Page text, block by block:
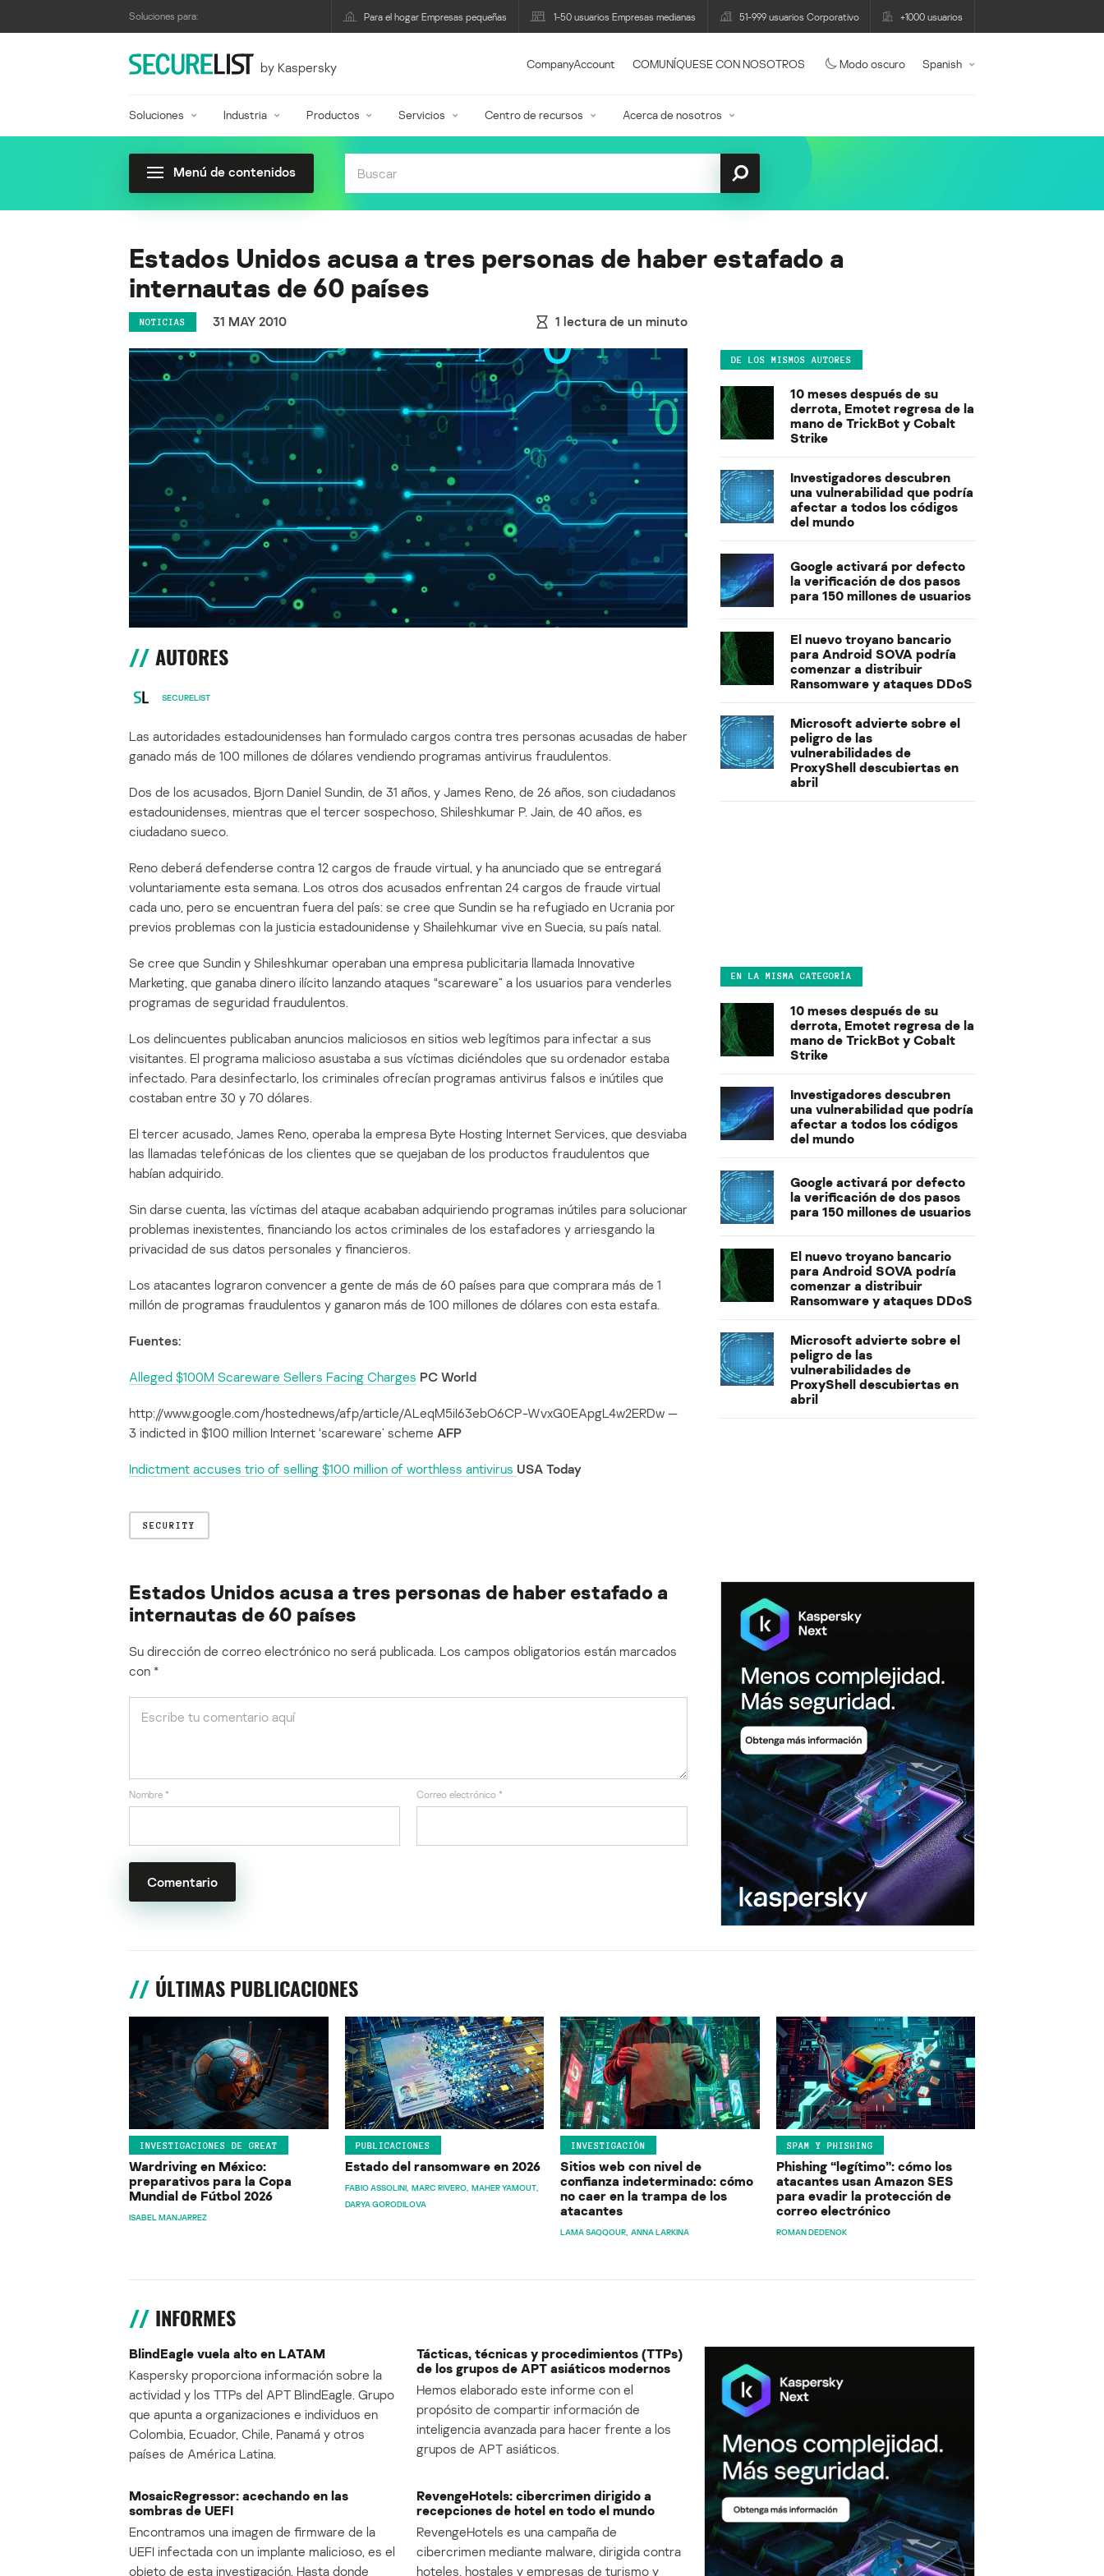
Soluciones para: Para el hogar Empresas pequeñas 1-50 usuarios Empresas medianas 51-999 usuarios Corporativo +1000 usuarios
by Kaspersky CompanyAccount COMUNÍQUESE CON NOSOTROS Modo oscuro Spanish
Soluciones Industria Productos Servicios Centro de recursos Acerca de nosotros
Menú de contenidos
Estados Unidos acusa a tres personas de haber estafado a
internautas de 60 países
NOTICIAS 31 MAY 2010 1 lectura de un minuto
AUTORES
SECURELIST
Las autoridades estadounidenses han formulado cargos contra tres personas acusadas de haber
ganado más de 100 millones de dólares vendiendo programas antivirus fraudulentos.
Dos de los acusados, Bjorn Daniel Sundin, de 31 años, y James Reno, de 26 años, son ciudadanos
estadounidenses, mientras que el tercer sospechoso, Shileshkumar P. Jain, de 40 años, es
ciudadano sueco.
Reno deberá defenderse contra 12 cargos de fraude virtual, y ha anunciado que se entregará
voluntariamente esta semana. Los otros dos acusados enfrentan 24 cargos de fraude virtual
cada uno, pero se encuentran fuera del país: se cree que Sundin se ha refugiado en Ucrania por
previos problemas con la justicia estadounidense y Shailehkumar vive en Suecia, su país natal.
Se cree que Sundin y Shileshkumar operaban una empresa publicitaria llamada Innovative
Marketing, que ganaba dinero ilícito lanzando ataques “scareware” a los usuarios para venderles
programas de seguridad fraudulentos.
Los delincuentes publicaban anuncios maliciosos en sitios web legítimos para infectar a sus
visitantes. El programa malicioso asustaba a sus víctimas diciéndoles que su ordenador estaba
infectado. Para desinfectarlo, los criminales ofrecían programas antivirus falsos e inútiles que
costaban entre 30 y 70 dólares.
El tercer acusado, James Reno, operaba la empresa Byte Hosting Internet Services, que desviaba
las llamadas telefónicas de los clientes que se quejaban de los productos fraudulentos que
habían adquirido.
Sin darse cuenta, las víctimas del ataque acababan adquiriendo programas inútiles para solucionar
problemas inexistentes, financiando los actos criminales de los estafadores y arriesgando la
privacidad de sus datos personales y financieros.
Los atacantes lograron convencer a gente de más de 60 países para que comprara más de 1
millón de programas fraudulentos y ganaron más de 100 millones de dólares con esta estafa.
Fuentes:
Alleged $100M Scareware Sellers Facing Charges PC World
http://www.google.com/hostednews/afp/article/ALeqM5iI63ebO6CP-WvxG0EApgL4w2ERDw —
3 indicted in $100 million Internet ‘scareware’ scheme AFP
Indictment accuses trio of selling $100 million of worthless antivirus USA Today
SECURITY
Estados Unidos acusa a tres personas de haber estafado a
internautas de 60 países
Su dirección de correo electrónico no será publicada. Los campos obligatorios están marcados
con *
Nombre * Correo electrónico *
DE LOS MISMOS AUTORES
10 meses después de su
derrota, Emotet regresa de la
mano de TrickBot y Cobalt
Strike
Investigadores descubren
una vulnerabilidad que podría
afectar a todos los códigos
del mundo
Google activará por defecto
la verificación de dos pasos
para 150 millones de usuarios
El nuevo troyano bancario
para Android SOVA podría
comenzar a distribuir
Ransomware y ataques DDoS
Microsoft advierte sobre el
peligro de las
vulnerabilidades de
ProxyShell descubiertas en
abril
EN LA MISMA CATEGORÍA
10 meses después de su
derrota, Emotet regresa de la
mano de TrickBot y Cobalt
Strike
Investigadores descubren
una vulnerabilidad que podría
afectar a todos los códigos
del mundo
Google activará por defecto
la verificación de dos pasos
para 150 millones de usuarios
El nuevo troyano bancario
para Android SOVA podría
comenzar a distribuir
Ransomware y ataques DDoS
Microsoft advierte sobre el
peligro de las
vulnerabilidades de
ProxyShell descubiertas en
abril
ÚLTIMAS PUBLICACIONES
INVESTIGACIONES DE GREAT
Wardriving en México:
preparativos para la Copa
Mundial de Fútbol 2026
ISABEL MANJARREZ
PUBLICACIONES
Estado del ransomware en 2026
FABIO ASSOLINI MARC RIVERO MAHER YAMOUT
DARYA GORODILOVA
INVESTIGACIÓN
Sitios web con nivel de
confianza indeterminado: cómo
no caer en la trampa de los
atacantes
LAMA SAQQOUR ANNA LARKINA
SPAM Y PHISHING
Phishing “legítimo”: cómo los
atacantes usan Amazon SES
para evadir la protección de
correo electrónico
ROMAN DEDENOK
INFORMES
BlindEagle vuela alto en LATAM
Kaspersky proporciona información sobre la
actividad y los TTPs del APT BlindEagle. Grupo
que apunta a organizaciones e individuos en
Colombia, Ecuador, Chile, Panamá y otros
países de América Latina.
Tácticas, técnicas y procedimientos (TTPs)
de los grupos de APT asiáticos modernos
Hemos elaborado este informe con el
propósito de compartir información de
inteligencia avanzada para hacer frente a los
grupos de APT asiáticos.
MosaicRegressor: acechando en las
sombras de UEFI
Encontramos una imagen de firmware de la
UEFI infectada con un implante malicioso, es el
objeto de esta investigación. Hasta donde
RevengeHotels: cibercrimen dirigido a
recepciones de hotel en todo el mundo
RevengeHotels es una campaña de
cibercrimen mediante malware, dirigida contra
hoteles, hostales y empresas de turismo y